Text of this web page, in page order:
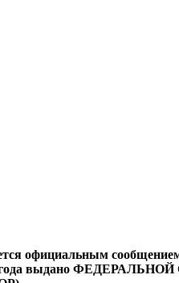
официальным
2019 года выдано